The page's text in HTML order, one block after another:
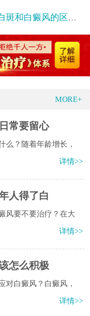
风的区别是什么呢
MORE+
常要留心
么？随着年龄增长，
详情>>
人得了白
风要不要治疗？在大
详情>>
怎么积极
对白癜风？白癜风，
详情>>